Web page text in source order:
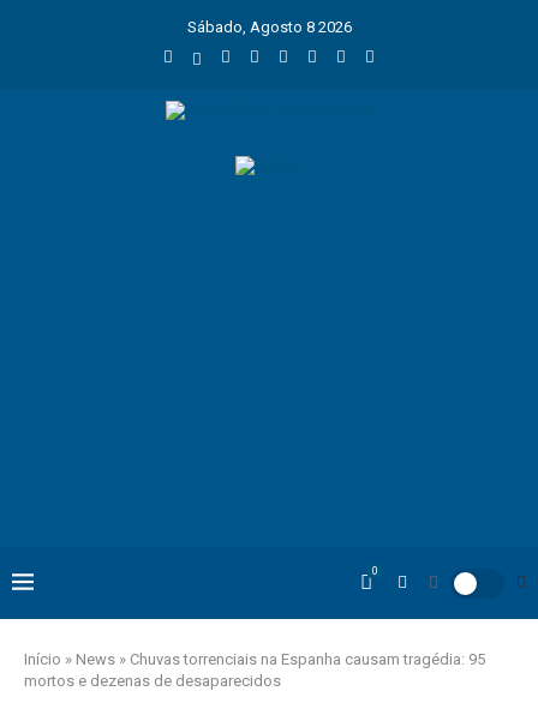
Sábado, Agosto 8 2026
0
Início » News » Chuvas torrenciais na Espanha causam tragédia: 95
mortos e dezenas de desaparecidos